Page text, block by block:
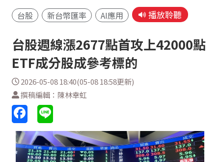
台股
新台幣匯率 AI應用 播放聆聽
台股週線漲2677點首攻上42000點
ETF成分股成參考標的
2026-05-08 18:40(05-08 18:58更新)
撰稿編輯：陳林幸虹